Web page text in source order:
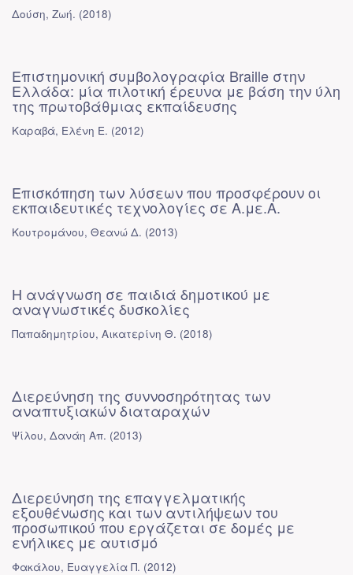
Δούση, Ζωή. (2018)
Επιστημονική συμβολογραφία Braille στην
Ελλάδα: μία πιλοτική έρευνα με βάση την ύλη
της πρωτοβάθμιας εκπαίδευσης
Καραβά, Ελένη Ε. (2012)
Επισκόπηση των λύσεων που προσφέρουν οι
εκπαιδευτικές τεχνολογίες σε Α.με.Α.
Κουτρομάνου, Θεανώ Δ. (2013)
Η ανάγνωση σε παιδιά δημοτικού με
αναγνωστικές δυσκολίες
Παπαδημητρίου, Αικατερίνη Θ. (2018)
Διερεύνηση της συννοσηρότητας των
αναπτυξιακών διαταραχών
Ψίλου, Δανάη Απ. (2013)
Διερεύνηση της επαγγελματικής
εξουθένωσης και των αντιλήψεων του
προσωπικού που εργάζεται σε δομές με
ενήλικες με αυτισμό
Φακάλου, Ευαγγελία Π. (2012)